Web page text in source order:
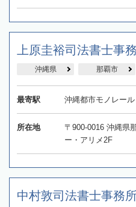
上原圭裕司法書士事
沖縄県 那覇市
最寄駅 沖縄都市モノレー
所在地
〒900-0016 沖縄県
ー・アリメ2F
中村敦司法書士事務